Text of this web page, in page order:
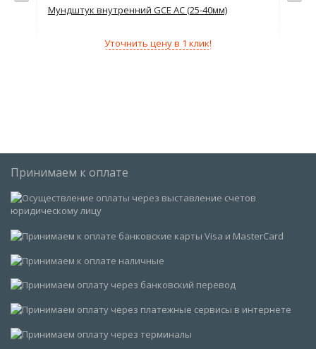
Мундштук внутренний GCE AC (25-40мм)
Уточнить цену в 1 клик!
Принимаем к оплате